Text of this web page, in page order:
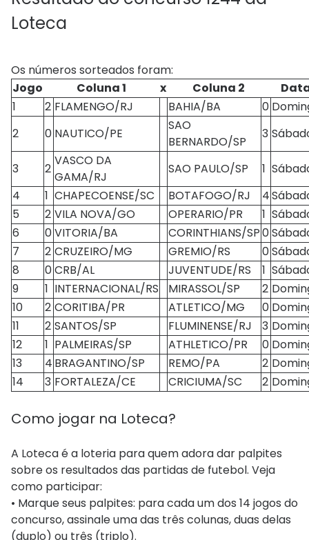
Loteca
Os números sorteados foram:
Jogo
Coluna 1 x Coluna 2
1
2 FLAMENGO/RJ BAHIA/BA 0
2
0 NAUTICO/PE
SAO
BERNARDO/SP
3
3 2
VASCO DA
GAMA/RJ
SAO PAULO/SP 1
4
1 CHAPECOENSE/SC BOTAFOGO/RJ 4
5
2 VILA NOVA/GO OPERARIO/PR 1
6
0VITORIA/BA CORINTHIANS/SP0
7
2 CRUZEIRO/MG GREMIO/RS 0
8
0CRB/AL JUVENTUDE/RS 1
9
1 INTERNACIONAL/RS MIRASSOL/SP 2
10
2 CORITIBA/PR ATLETICO/MG 0
11
2 SANTOS/SP FLUMINENSE/RJ 3
12
1 PALMEIRAS/SP ATHLETICO/PR 0
13
4 BRAGANTINO/SP REMO/PA 2
14
3 FORTALEZA/CE CRICIUMA/SC 2
Como jogar na Loteca?
A Loteca é a loteria para quem adora dar palpites
sobre os resultados das partidas de futebol. Veja
como participar:
• Marque seus palpites: para cada um dos 14 jogos do
concurso, assinale uma das três colunas, duas delas
(duplo) ou três (triplo).